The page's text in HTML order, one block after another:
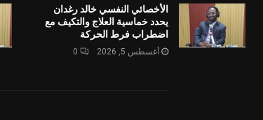
الأخصائي النفسي خالد رغدان
يحدد خماسية العلاج والتكيف مع
اضطراب فرط الحركة
أغسطس 5, 2026 0